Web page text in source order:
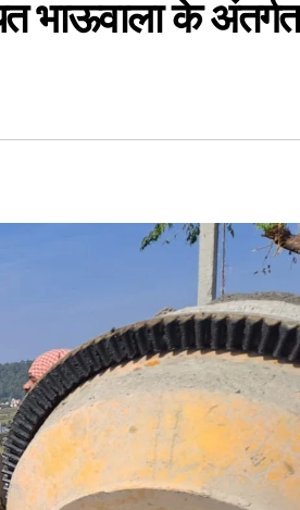
भाऊवाला के अंतर्गत